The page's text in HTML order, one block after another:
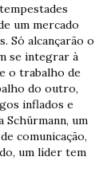
um mercado
Só alcançarão o
se integrar à
o trabalho de
do outro,
inflados e
Schürmann, um
comunicação,
um líder tem